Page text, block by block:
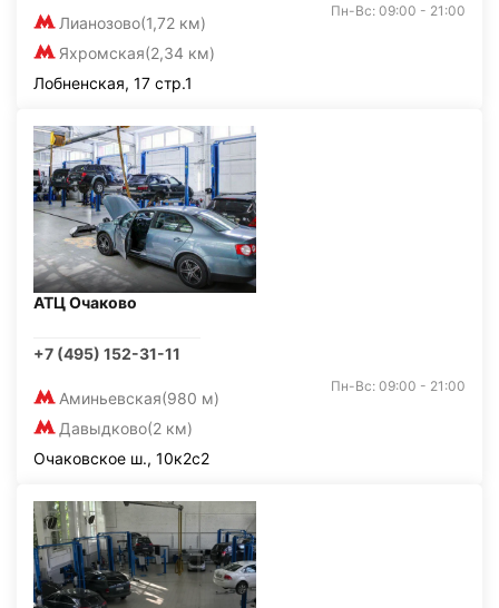
Лианозово(1,72 км)
Яхромская(2,34 км)
Пн-Вс: 09:00 - 21:00
Лобненская, 17 стр.1
АТЦ Очаково
+7 (495) 152-31-11
Аминьевская(980 м)
Давыдково(2 км)
Пн-Вс: 09:00 - 21:00
Очаковское ш., 10к2с2